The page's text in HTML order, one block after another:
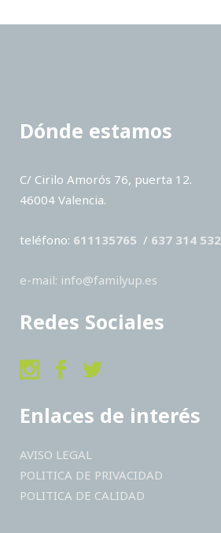
Dónde estamos
C/ Cirilo Amorós 76, puerta 12.
46004 Valencia.
teléfono: 611135765 / 637 314 532
e-mail: info@familyup.es
Redes Sociales
Enlaces de interés
AVISO LEGAL
POLITICA DE PRIVACIDAD
POLITICA DE CALIDAD